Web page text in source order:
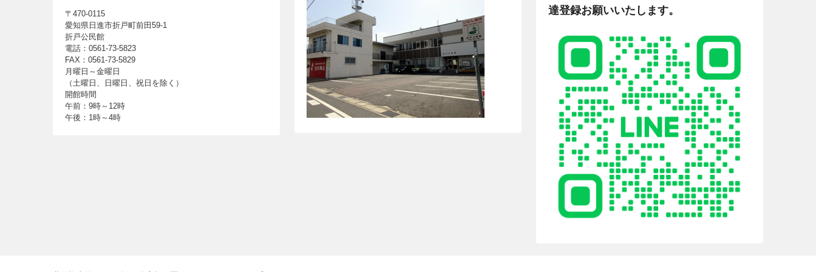
〒470-0115
愛知県日進市折戸町前田59-1
折戸公民館
電話：0561-73-5823
FAX：0561-73-5829
月曜日～金曜日
（土曜日、日曜日、祝日を除く）
開館時間
午前：9時～12時
午後：1時～4時
達登録お願いいたします。